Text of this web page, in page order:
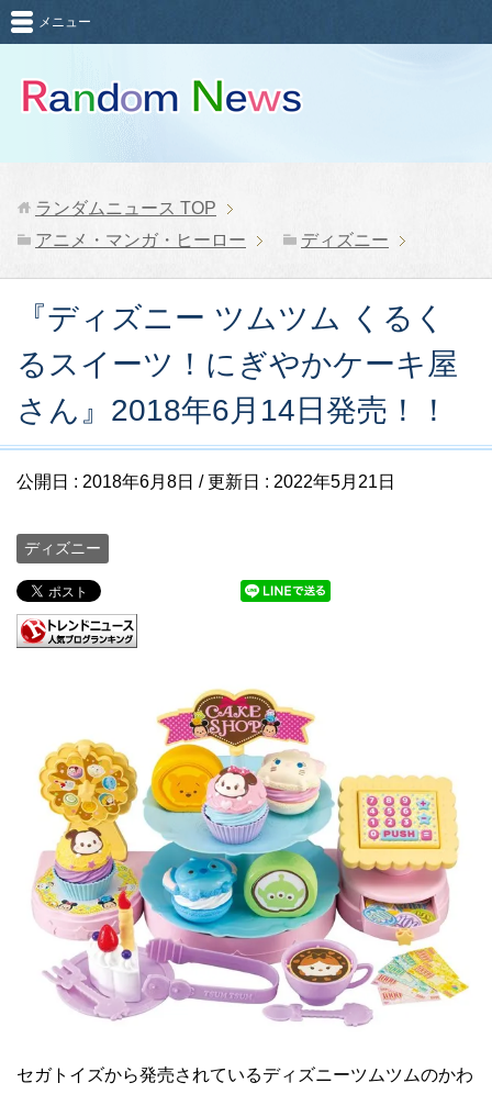
メニュー
ランダムニュース TOP
アニメ・マンガ・ヒーロー
ディズニー
『ディズニー ツムツム くるく
るスイーツ！にぎやかケーキ屋
さん』2018年6月14日発売！！
公開日 : 2018年6月8日 / 更新日 : 2022年5月21日
ディズニー
セガトイズから発売されているディズニーツムツムのかわ